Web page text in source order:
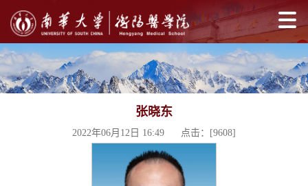
张晓东
2022年06月12日 16:49 点击：[9608]